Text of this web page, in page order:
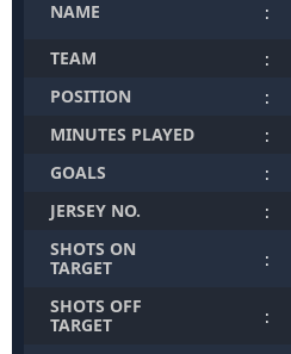
TEAM
:
POSITION
:
MINUTES PLAYED
:
GOALS
:
JERSEY NO.
:
SHOTS ON
TARGET
:
SHOTS OFF
TARGET
:
TOTAL RED
CARDS
: